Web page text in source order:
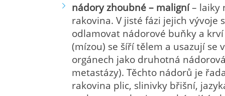
nádory zhoubné – maligní– laiky
rakovina. V jisté fázi jejich vývoje
odlamovat nádorové buňky a
(mízou) se šíří tělem a usazují se
orgánech jako druhotná
metastázy). Těchto nádorů je
rakovina plic, slinivky břišní,